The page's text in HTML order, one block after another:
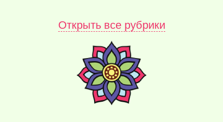
Открыть все рубрики